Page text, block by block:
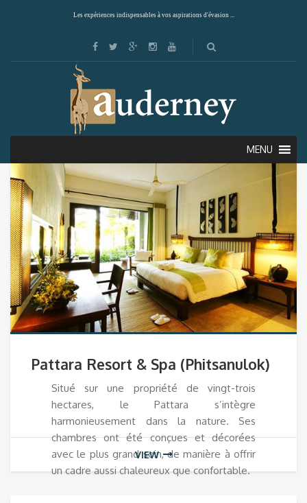
Les expériences indispensables à vos aspirations d'évasion ...
MENU
Showing the single result
Default sorting
Pattara Resort & Spa (Phitsanulok)
Situé sur une propriété de vingt-trois
hectares, le Pattara s’intègre
harmonieusement dans la nature. Ses
chambres ont été conçues et décorées
avec le plus grand soin, de manière à offrir
un cadre aussi chaleureux que confortable.
VIEW